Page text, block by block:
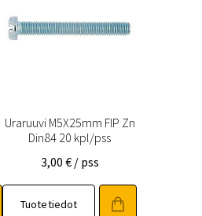
Uraruuvi M5X25mm FIP Zn
Din84 20 kpl/pss
3,00 € / pss
Tuotetiedot